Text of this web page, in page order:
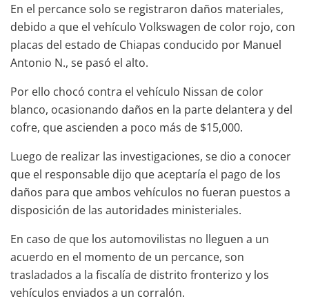
En el percance solo se registraron daños materiales,
debido a que el vehículo Volkswagen de color rojo, con
placas del estado de Chiapas conducido por Manuel
Antonio N., se pasó el alto.
Por ello chocó contra el vehículo Nissan de color
blanco, ocasionando daños en la parte delantera y del
cofre, que ascienden a poco más de $15,000.
Luego de realizar las investigaciones, se dio a conocer
que el responsable dijo que aceptaría el pago de los
daños para que ambos vehículos no fueran puestos a
disposición de las autoridades ministeriales.
En caso de que los automovilistas no lleguen a un
acuerdo en el momento de un percance, son
trasladados a la fiscalía de distrito fronterizo y los
vehículos enviados a un corralón.